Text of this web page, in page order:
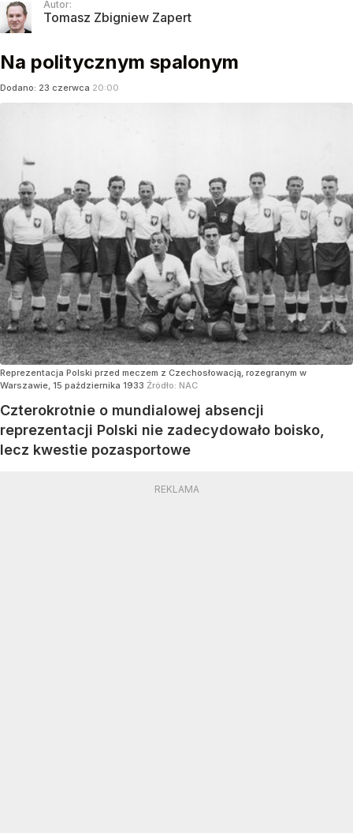
Autor:
Tomasz Zbigniew Zapert
Na politycznym spalonym
Dodano: 23 czerwca 20:00
Reprezentacja Polski przed meczem z Czechosłowacją, rozegranym w
Warszawie, 15 października 1933 Źródło: NAC
Czterokrotnie o mundialowej absencji
reprezentacji Polski nie zadecydowało boisko,
lecz kwestie pozasportowe